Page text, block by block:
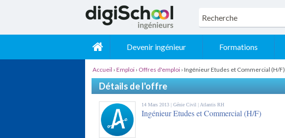
Devenir ingénieur Formations
Accueil ›Emploi › Offres d'emploi ›Ingénieur Etudes et Commercial (H/F)
Détails de l'offre
14 Mars 2013 |Génie Civil| Atlantis RH
Ingénieur Etudes et Commercial (H/F)